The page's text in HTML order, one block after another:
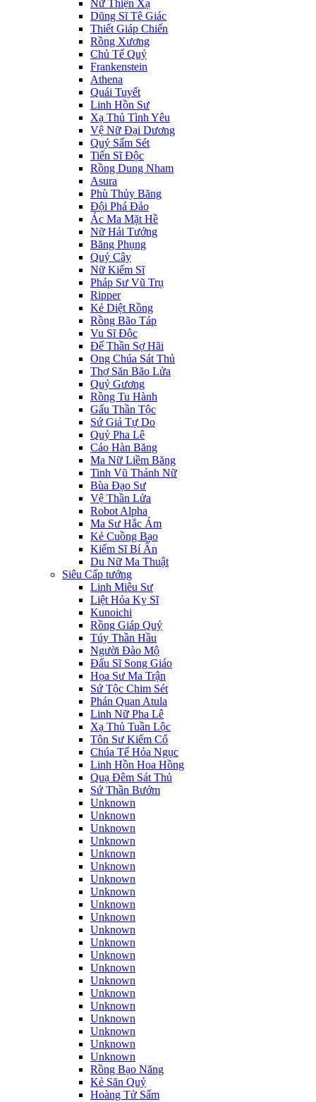
Nữ Thiện Xạ
Dũng Sĩ Tê Giác
Thiết Giáp Chiến
Rồng Xương
Chủ Tế Quỷ
Frankenstein
Athena
Quái Tuyết
Linh Hồn Sư
Xạ Thủ Tình Yêu
Vệ Nữ Đại Dương
Quỷ Sấm Sét
Tiến Sĩ Độc
Rồng Dung Nham
Asura
Phù Thủy Băng
Đội Phá Đảo
Ác Ma Mặt Hề
Nữ Hải Tướng
Băng Phụng
Quỷ Cây
Nữ Kiếm Sĩ
Pháp Sư Vũ Trụ
Ripper
Kẻ Diệt Rồng
Rồng Bão Táp
Vu Sĩ Độc
Đế Thần Sợ Hãi
Ong Chúa Sát Thủ
Thợ Săn Bão Lửa
Quỷ Gương
Rồng Tu Hành
Gấu Thần Tộc
Sứ Giả Tự Do
Quỷ Pha Lê
Cáo Hàn Băng
Ma Nữ Liềm Băng
Tinh Vũ Thánh Nữ
Bùa Đạo Sư
Vệ Thần Lửa
Robot Alpha
Ma Sư Hắc Ám
Kẻ Cuồng Bạo
Kiếm Sĩ Bí Ẩn
Du Nữ Ma Thuật
Siêu Cấp tướng
Linh Miêu Sư
Liệt Hỏa Kỵ Sĩ
Kunoichi
Rồng Giáp Quỷ
Túy Thần Hầu
Người Đào Mộ
Đấu Sĩ Song Giáo
Họa Sư Ma Trận
Sứ Tộc Chim Sét
Phán Quan Atula
Linh Nữ Pha Lê
Xạ Thủ Tuần Lộc
Tôn Sư Kiếm Cổ
Chúa Tể Hỏa Ngục
Linh Hồn Hoa Hồng
Quạ Đêm Sát Thủ
Sứ Thần Bướm
Unknown
Unknown
Unknown
Unknown
Unknown
Unknown
Unknown
Unknown
Unknown
Unknown
Unknown
Unknown
Unknown
Unknown
Unknown
Unknown
Unknown
Unknown
Unknown
Unknown
Unknown
Rồng Bạo Năng
Kẻ Săn Quỷ
Hoàng Tử Sấm